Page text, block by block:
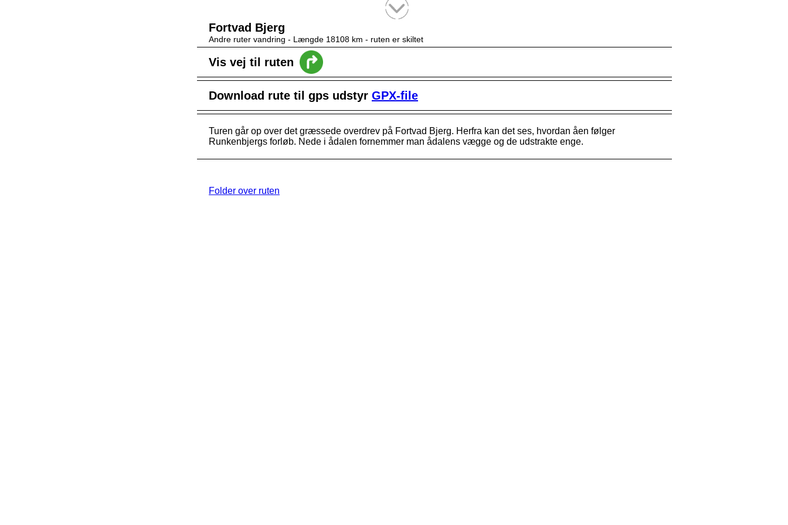
Tekstsøgning efter titel
Fortvad Bjerg
Andre ruter vandring - Længde 18108 km - ruten er skiltet
Vis vej til ruten
Download rute til gps udstyr GPX-file
Turen går op over det græssede overdrev på Fortvad Bjerg. Herfra kan det ses, hvordan åen følger
Runkenbjergs forløb. Nede i ådalen fornemmer man ådalens vægge og de udstrakte enge.
Folder over ruten